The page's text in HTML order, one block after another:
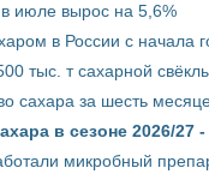
июле вырос на 5,6%
в России с начала
тыс. т сахарной
сахара за шесть
в сезоне 2026/
микробный